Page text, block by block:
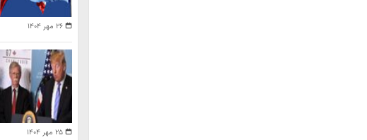
۲۶ مهر ۱۴۰۴
۲۵ مهر ۱۴۰۴